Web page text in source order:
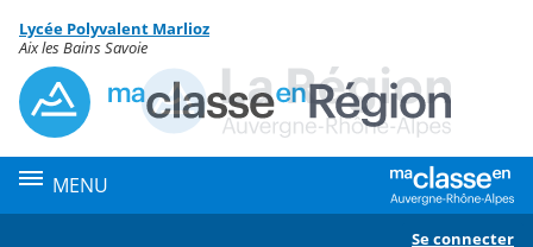
Menu de la rubrique
Contenu
Lycée Polyvalent Marlioz
Aix les Bains Savoie
MENU
Se connecter